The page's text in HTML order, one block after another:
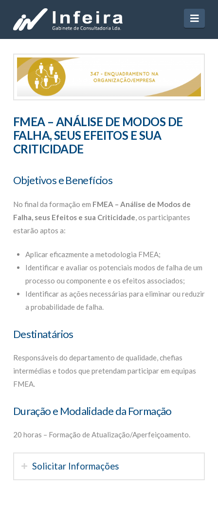
FMEA – ANÁLISE DE MODOS DE
FALHA, SEUS EFEITOS E SUA
CRITICIDADE
Objetivos e Benefícios
No final da formação em FMEA – Análise de Modos de
Falha, seus Efeitos e sua Criticidade, os participantes
estarão aptos a:
Aplicar eficazmente a metodologia FMEA;
Identificar e avaliar os potenciais modos de falha de um
processo ou componente e os efeitos associados;
Identificar as ações necessárias para eliminar ou reduzir
a probabilidade de falha.
Destinatários
Responsáveis do departamento de qualidade, chefias
intermédias e todos que pretendam participar em equipas
FMEA.
Duração e Modalidade da Formação
20 horas – Formação de Atualização/Aperfeiçoamento.
Solicitar Informações